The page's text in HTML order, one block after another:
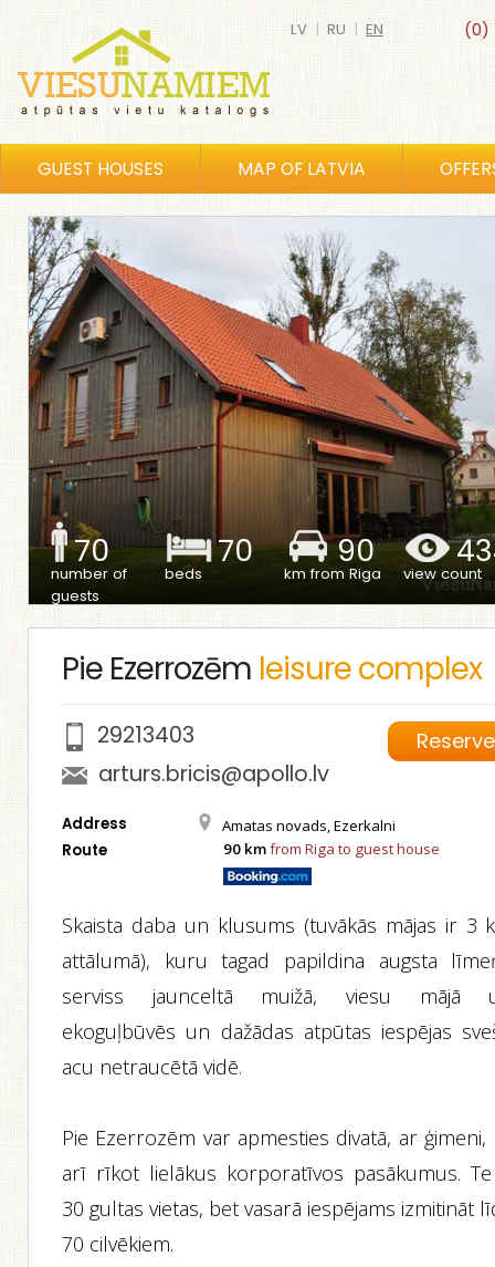
(0)
LV | RU | EN
GUEST HOUSES MAP OF LATVIA
70
number of
guests
70
beds
90
km from Riga view count
Pie Ezerrozēm leisure complex
Reserve
29213403
arturs.bricis@apollo.lv
Address Amatas novads, Ezerkalni
Route 90 kmfrom Riga to guest house
Skaista daba un klusums (tuvākās mājas ir 3
attālumā), kuru tagad papildina augsta
serviss jaunceltā muižā, viesu mājā
ekoguļbūvēs un dažādas atpūtas iespējas
acu netraucētā vidē.
Pie Ezerrozēm var apmesties divatā, ar ģimeni,
arī rīkot lielākus korporatīvos pasākumus.
30 gultas vietas, bet vasarā iespējams izmitināt
70 cilvēkiem.